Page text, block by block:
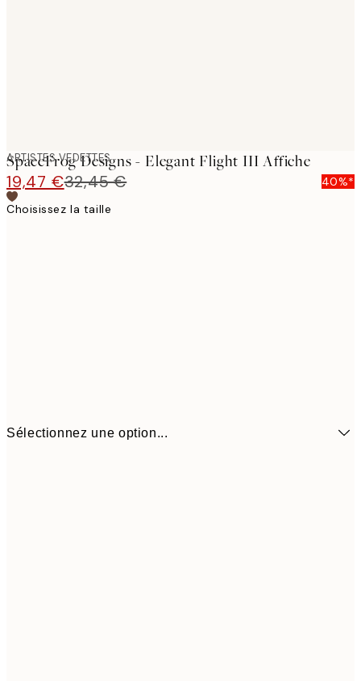
ARTISTES VEDETTES
SpaceFrog Designs - Elegant Flight III Affiche
19,47 €32,45 €
40%*
Choisissez la taille
Sélectionnez une option...